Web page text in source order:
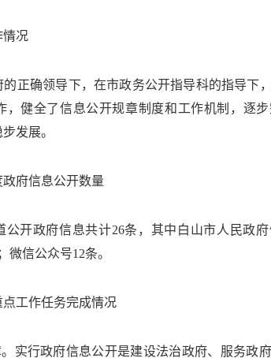
情况
的正确领导下，在市政务公开指导科的指导下
，健全了信息公开规章制度和工作机制，逐
发展。
政府信息公开数量
公开政府信息共计26条，其中白山市人民政
； 微信公众号12条。
点工作任务完成情况
。 实行政府信息公开是建设法治政府、服务政